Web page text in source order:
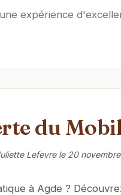
expérience
du
Lefevre le 20
à Agde ?